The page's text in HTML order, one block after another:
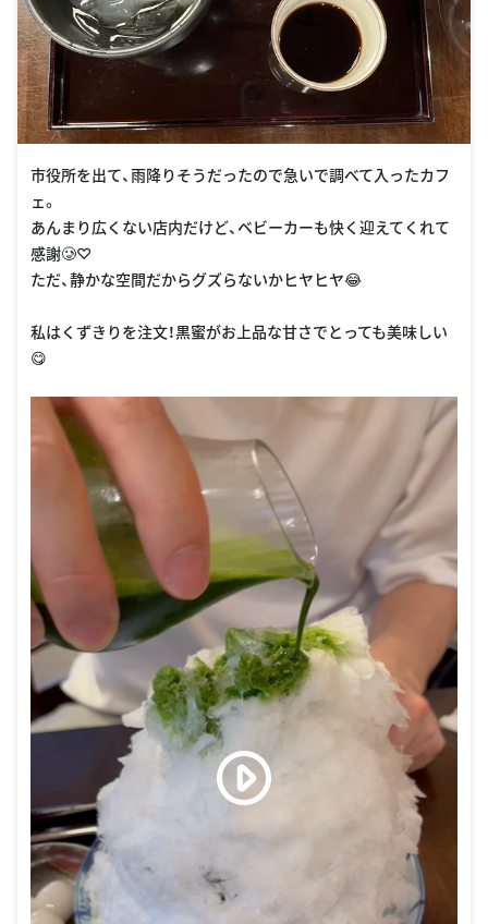
市役所を出て、雨降りそうだったので急いで調べて入ったカフ
ェ。
あんまり広くない店内だけど、ベビーカーも快く迎えてくれて
感謝🥲♡
ただ、静かな空間だからグズらないかヒヤヒヤ😂
私はくずきりを注文！黒蜜がお上品な甘さでとっても美味しい
😋